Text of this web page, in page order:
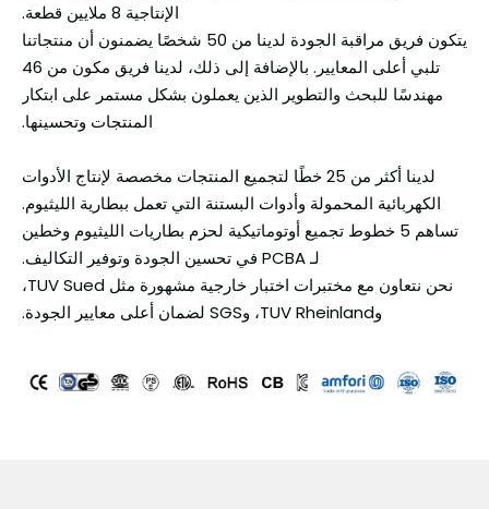
الإنتاجية 8 ملايين قطعة.
يتكون فريق مراقبة الجودة لدينا من 50 شخصًا يضمنون أن منتجاتنا
تلبي أعلى المعايير. بالإضافة إلى ذلك، لدينا فريق مكون من 46
مهندسًا للبحث والتطوير الذين يعملون بشكل مستمر على ابتكار
المنتجات وتحسينها.
لدينا أكثر من 25 خطًا لتجميع المنتجات مخصصة لإنتاج الأدوات
الكهربائية المحمولة وأدوات البستنة التي تعمل ببطارية الليثيوم.
تساهم 5 خطوط تجميع أوتوماتيكية لحزم بطاريات الليثيوم وخطين
لـ PCBA في تحسين الجودة وتوفير التكاليف.
نحن نتعاون مع مختبرات اختبار خارجية مشهورة مثل TUV Sued،
وTUV Rheinland، وSGS لضمان أعلى معايير الجودة.